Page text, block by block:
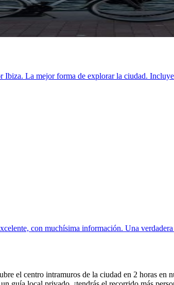
La mejor forma de explorar la ciudad.
con muchísima información. Una verdadera
el centro intramuros de la ciudad en 2 horas en